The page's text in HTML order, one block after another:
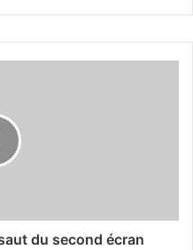
du second écran